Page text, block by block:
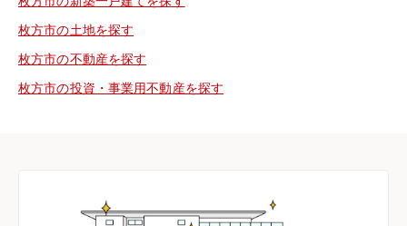
枚方市の土地を探す
枚方市の不動産を探す
枚方市の投資・事業用不動産を探す